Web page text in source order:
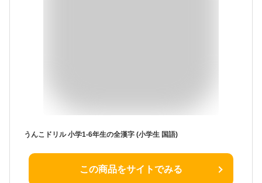
うんこドリル 小学1-6年生の全漢字 (小学生 国語)
この商品をサイトでみる